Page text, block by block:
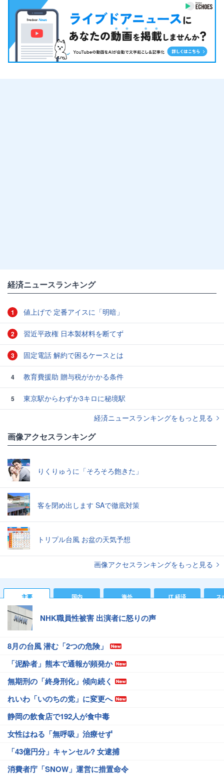
経済ニュースランキング
1 値上げで 定番アイスに「明暗」
2 習近平政権 日本製材料を断てず
3 固定電話 解約で困るケースとは
4 教育費援助 贈与税がかかる条件
5
東京駅からわずか3キロに秘境駅
経済ニュースランキングをもっと見る
画像アクセスランキング
りくりゅうに「そろそろ飽きた」
客を閉め出します SAで徹底対策
トリプル台風 お盆の天気予想
画像アクセスランキングをもっと見る
主要 国内 海外 IT 経済 ス
NHK職員性被害 出演者に怒りの声
8月の台風 潜む「2つの危険」
「泥酔者」熊本で通報が頻発か
無期刑の「終身刑化」傾向続く
れいわ「いのちの党」に変更へ
静岡の飲食店で192人が食中毒
女性はねる「無呼吸」治療せず
「43億円分」キャンセル? 女逮捕
消費者庁「SNOW」運営に措置命令